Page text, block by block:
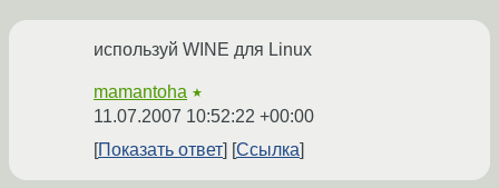
используй WINE для Linux
mamantoha ★
11.07.2007 10:52:22 +00:00
Показать ответ
Ссылка